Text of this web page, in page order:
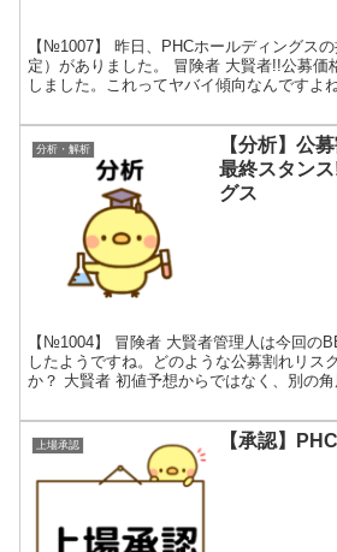
【№1007】 昨日、PHCホールディングス
定）がありました。 冒険者 大賢者!!公募価
しました。これってヤバイ傾向なんですよ
分析・解析
【分析】公
最終スタン
グス
【№1004】 冒険者 大賢者管理人は今回の
したようですね。どのような公募割れリス
か？ 大賢者 初値予想からではなく、別の
上場承認 【承認】